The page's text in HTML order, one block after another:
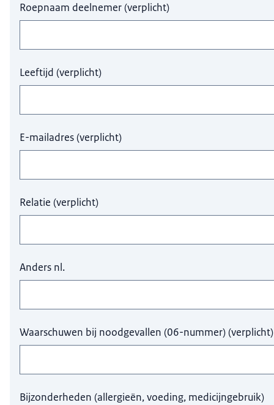
Roepnaam deelnemer(verplicht)
Leeftijd (verplicht)
E-mailadres(verplicht)
Relatie (verplicht)
Anders nl.
Waarschuwen bij noodgevallen (06-nummer)(verplicht)
Bijzonderheden (allergieën, voeding, medicijngebruik)